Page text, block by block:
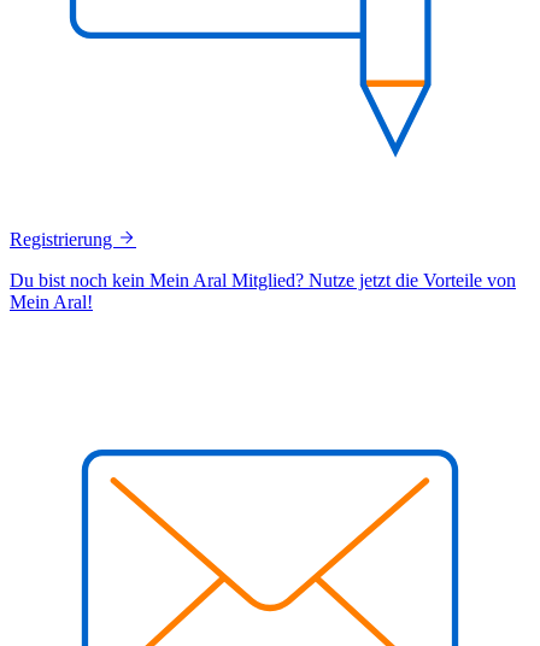
Registrierung
Du bist noch kein Mein Aral Mitglied? Nutze jetzt die Vorteile von
Mein Aral!